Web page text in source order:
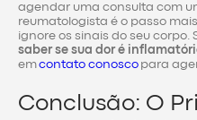
agendar uma consulta com
reumatologista é o passo
ignore os sinais do seu corpo.
saber se sua dor é
emcontato conosco para
Conclusão: O